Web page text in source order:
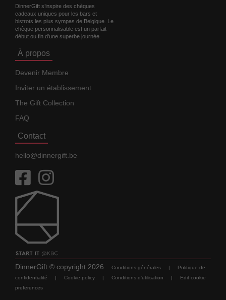
DinnerGift s’inspire des chèques
cadeaux uniques pour les bars et
bistrots les plus sympas de Belgique. Le
chèque personnalisable est un parfait
début ou fin d'une superbe journée.
À propos
Devenir Membre
Inviter un établissement
The Gift Collection
FAQ
Contact
hello@dinnergift.be
DinnerGift © copyright 2026 Conditions générales |
Politique de
confidentialité
| Cookie policy | Conditions d'utilisation |
Edit cookie
preferences